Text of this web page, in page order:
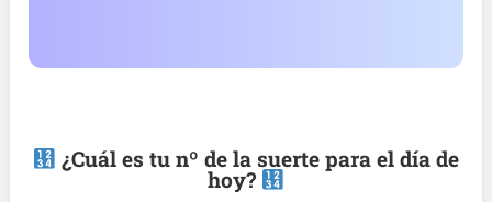
¿Cuál es tu nº de la suerte para el día de
hoy?